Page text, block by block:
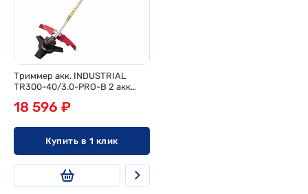
Триммер акк. INDUSTRIAL
TR300-40/3.0-PRO-B 2 акк
мин,2кат+диск,велоруч N1
18 596 ₽
Купить в 1 клик